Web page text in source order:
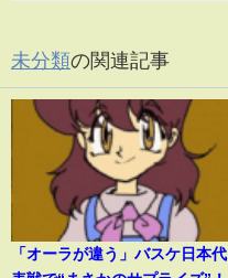
未分類の関連記事
「オーラが違う」バスケ日本代